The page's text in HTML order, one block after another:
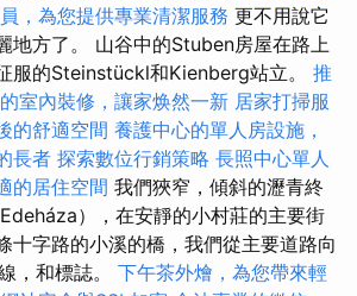
，為您提供專業清潔服務 更不用說它
地方了。 山谷中的Stuben房屋在路上
服的Steinstückl和Kienberg站立。 推
室內裝修，讓家焕然一新 居家打掃服
的舒適空間 養護中心的單人房設施，
長者 探索數位行銷策略 長照中心單人
的居住空間 我們狹窄，傾斜的瀝青終
），在安靜的小村莊的主要街
十字路的小溪的橋，我們從主要道路向
，和標誌。 下午茶外燴，為您帶來輕